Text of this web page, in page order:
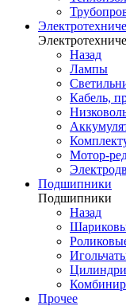
Назад
Лампы
Кабель,
Мотор-
Подшипники
Подшипники
Назад
Прочее